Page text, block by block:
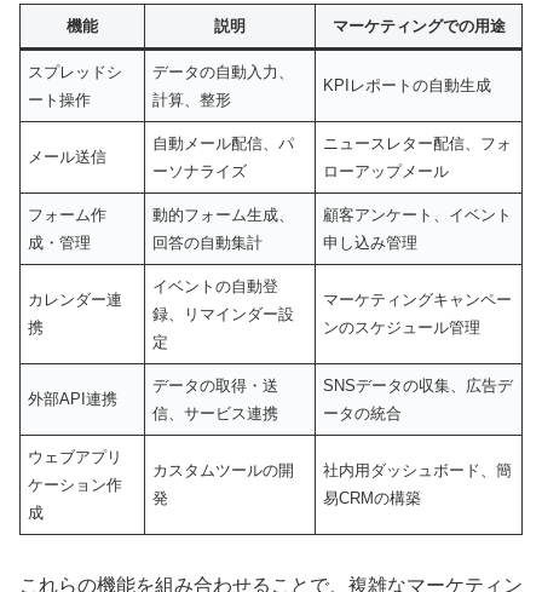
機能 説明 マーケティングでの用途
スプレッドシ
ート操作
データの自動入力、
計算、整形
KPIレポートの自動生成
メール送信
自動メール配信、パ
ーソナライズ
ニュースレター配信、フォ
ローアップメール
フォーム作
成・管理
動的フォーム生成、
回答の自動集計
顧客アンケート、イベント
申し込み管理
カレンダー連
携
イベントの自動登
録、リマインダー設
定
マーケティングキャンペー
ンのスケジュール管理
外部API連携
データの取得・送
信、サービス連携
SNSデータの収集、広告デ
ータの統合
ウェブアプリ
ケーション作
成
カスタムツールの開
発
社内用ダッシュボード、簡
易CRMの構築
これらの機能を組み合わせることで、複雑なマーケティン